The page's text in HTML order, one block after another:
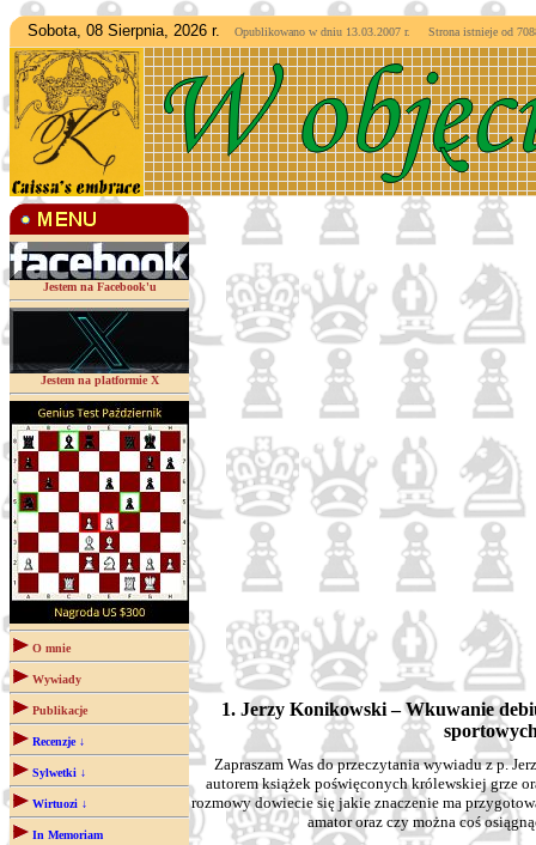
Sobota, 08 Sierpnia, 2026 r. Opublikowano w dniu 13.03.2007 r. Strona istnieje od
Jestem na Facebook'u
Jestem na platformie X
O mnie
Wywiady
Publikacje
Recenzje ↓
Sylwetki ↓
Wirtuozi ↓
In Memoriam
1. Jerzy Konikowski – Wkuwanie
Zapraszam Was do przeczytania wywiadu z p.
autorem książek poświęconych królewskiej grze
rozmowy dowiecie się jakie znaczenie ma
amator oraz czy można coś